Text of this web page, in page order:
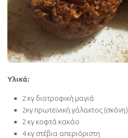
Υλικά:
2 κγ διατροφική μαγιά
2κγ πρωτεϊνική γάλακτος (σκόνη)
2 κγ κοφτά κακάο
4 κγ στέβια απεριόριστη